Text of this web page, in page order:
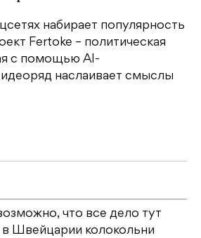
набирает популярность
Fertoke – политическая
с помощью AI-
наслаивает смыслы
что все дело тут
в Швейцарии колокольни